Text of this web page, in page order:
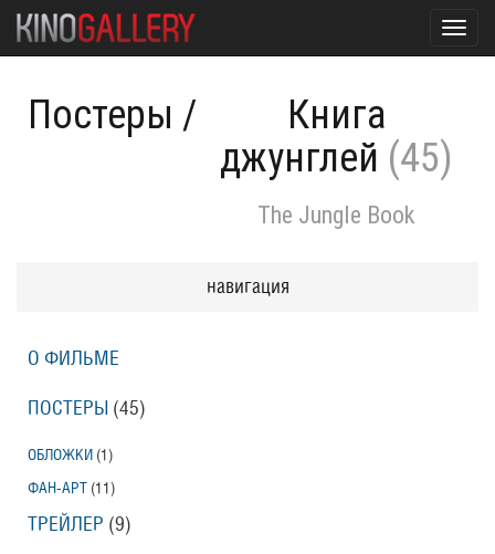
Постеры /
Книга
джунглей (45)
The Jungle Book
навигация
О ФИЛЬМЕ
ПОСТЕРЫ (45)
ОБЛОЖКИ (1)
ФАН-АРТ (11)
ТРЕЙЛЕР (9)